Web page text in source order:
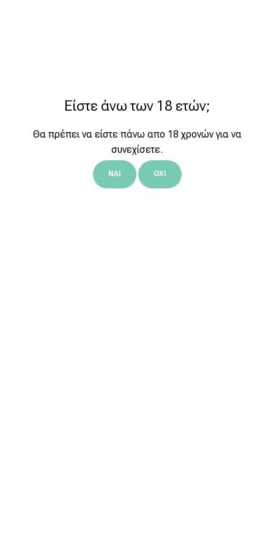
Είστε άνω των 18 ετών;
Θα πρέπει να είστε πάνω απο 18 χρονών για να
συνεχίσετε.
ΝΑΙ ΟΧΙ